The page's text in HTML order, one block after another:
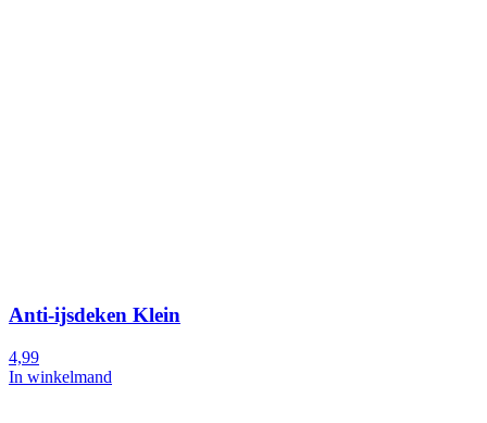
Anti-ijsdeken Klein
4,99
In winkelmand